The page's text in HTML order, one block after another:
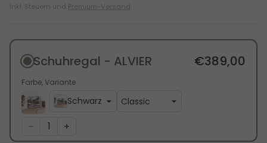
Inkl. Steuern und Premium-Versand
Schuhregal - ALVIER €389,00
Farbe Variante
Schwarz